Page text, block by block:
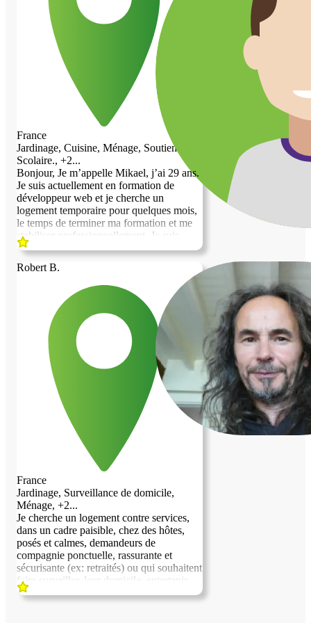
même, un peu de ménage et si besoin un
peu de massage pour vous permettre de
relâcher les tensions accumulées et de
ressentir une plénitude dans vos vies
contre une chambre gratuite. Je reste à
votre disposition si vous avez des
questions ou besoins de plus de
renseignements.
pratiques. Habitué aux responsabilités et
attaché au travail bien fait, j’accorde une
grande importance à la confiance, au
respect des lieux et à l’implication dans les
missions qui me sont confiées. Bricoleur
passionné et investi, je serais heureux de
mettre mon temps, mon énergie et mon
sens des responsabilités au service de
votre propriété, tout en bénéficiant d’un
logement sur place. Si ma proposition
retient votre attention, je serais ravi
d’échanger avec vous afin d’en discuter
plus en détail et de voir ensemble
comment organiser cela de manière simple
et efficace pour chacun. Je reste bien
entendu à votre disposition pour toute
information complémentaire. Bien à vous,
David
France
Jardinage, Cuisine, Ménage, Soutien
Scolaire., +2...
Bonjour, Je m’appelle Mikael, j’ai 29 ans.
Je suis actuellement en formation de
développeur web et je cherche un
logement temporaire pour quelques mois,
le temps de terminer ma formation et me
stabiliser professionnellement. Je suis
quelqu’un de calme, respectueux et facile
à vivre. Je recherche simplement un
endroit tranquille pour me poser pendant
cette période. J’ai aussi un chat adorable
qui s’appelle Prince. Il est discret et très
facile à vivre. Si votre logement est
toujours disponible, ce serait un plaisir
d’en discuter avec vous. Merci beaucoup
et bonne journée. Mikael
Robert B.
France
Jardinage, Surveillance de domicile,
Ménage, +2...
Je cherche un logement contre services,
dans un cadre paisible, chez des hôtes,
posés et calmes, demandeurs de
compagnie ponctuelle, rassurante et
sécurisante (ex: retraités) ou qui souhaitent
faire surveiller, leur domicile, entretenir
leur propriété, garder et nourrir, leurs